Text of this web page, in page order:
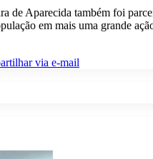
de Aparecida também foi
em mais uma grande
via e-mail